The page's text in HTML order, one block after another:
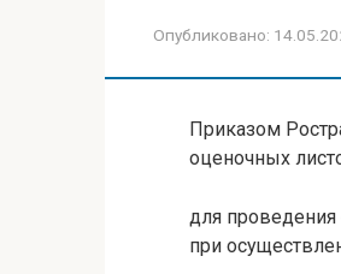
Опубликовано:
Приказом
оценочных
для проведения
при